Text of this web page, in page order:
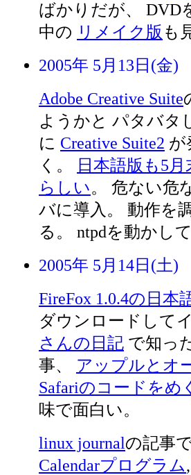
ばかりだが、 DVD
中の リメイク版 も
2005年 5月13日(金)
Adobe Creative Suite
ようかと パタバタ
に Creative Suite2 が
く。
日本語版も5
らしい。 危ない危
バに導入。 動作を
る。 ntpdを動かし
2005年 5月14日(土)
FireFox 1.0.4の日
ダウンロードして
さんの日記 で知っ
事、 アップルとオ
Safariのコードをめ
味で面白い。
linux journalの記事
Calendarプログラム